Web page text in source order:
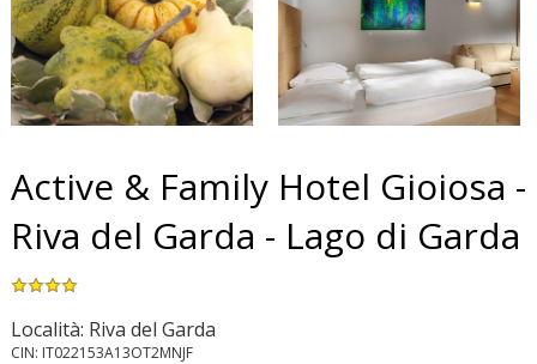
Active & Family Hotel Gioiosa -
Riva del Garda - Lago di Garda
Località: Riva del Garda
CIN: IT022153A13OT2MNJF